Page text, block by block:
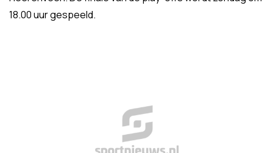
18.00 uur gespeeld.